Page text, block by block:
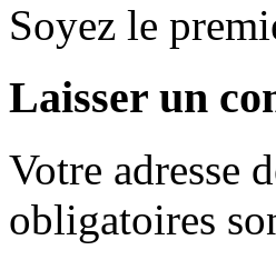
Soyez le
Laisser un
Votre adresse
obligatoires